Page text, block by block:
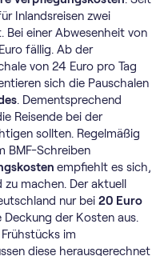
Inlandsreisen zwei
Bei einer Abwesenheit von
fällig. Ab der
von 24 Euro pro Tag
sich die Pauschalen
. Dementsprechend
Reisende bei der
sollten. Regelmäßig
BMF-Schreiben
empfiehlt es sich,
machen. Der aktuell
nur bei 20 Euro
der Kosten aus.
im
diese herausgerechnet